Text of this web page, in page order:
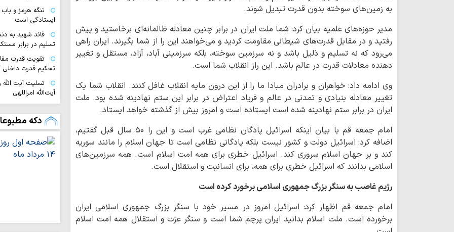
به زمین‌های سوخته بدون قدرت تبدیل شوند.
مدیر حوزه‌های علمیه بیان کرد: شما ملت ایران در برابر چنین معادله ظالمانه‌ای برخاستید و پیش
رفتید و در مقابل قدرت‌های شیطانی مقاومت کردید و می‌خواهند این را از شما بگیرند. ایران راهی
می‌رود که نه تسلیم و ذلیل باشد و نه سرزمین سوخته، بلکه سرزمینی آباد، آزاد، مستقل و تغییر
دهنده معادلات قدرت در عالم باشد. این راز انقلاب شما است.
وی ادامه داد: خواهران و برادران مبادا ما را از این درون مایه انقلاب غافل کنند. انقلاب شما یک
تغییر معادله بنیادی و تمدنی در عالم و فریاد اعتراض در برابر این ستم نهادینه شده بود. ملت
ایران در برابر ستم نهادینه شده است ایستاده است و امروز بیش از گذشته خواهد ایستاد.
امام جمعه قم با بیان اینکه اسرائیل پادگان نظامی غرب است و این را ۵۰ سال قبل گفتیم،
اضافه کرد: اسرائیل دولت و کشور نیست بلکه پادگانی نظامی است تا جهان اسلام را مانند سوریه
کند و بر جهان اسلام سروری کند. اسرائیل خطری برای همه امت اسلام است. همه سرزمین‌های
اسلامی بدانند که اسرائیل خطری برای همه، برای انسانیت و استقلال است.
رژیم غاصب به سنگر بزرگ جمهوری اسلامی برخورد کرده است
امام جمعه قم اظهار کرد: اسرائیل امروز در مسیر خود با سنگر بزرگ جمهوری اسلامی ایران
برخورده است. ملت اسلام بدانید ایران پرچم شما است و سنگر عزت و استقلال همه امت اسلام
تنگه‌ هرمز و
ایستادگی است
قائد شهید به
تسلیم در برابر
تقویت قدرت
تحکیم قدرت داخلی
تسلیت آیت الله
آیت‌الله امراللهی
آمریکا در «معادله
دشمن در فتنه
دنبال آشوب بود
تصاویر/ نماز
دکه